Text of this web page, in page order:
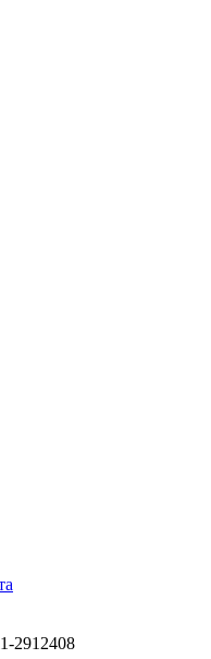
2912408